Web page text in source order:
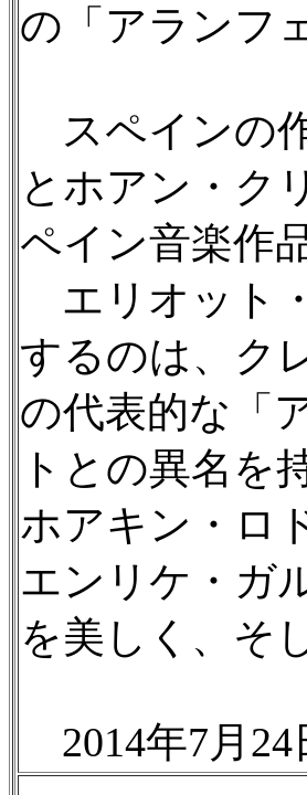
の「アランフ
スペインの
とホアン・ク
ペイン音楽作
エリオット
するのは、ク
の代表的な「
トとの異名を
ホアキン・ロ
エンリケ・ガ
を美しく、そ
2014年7月24